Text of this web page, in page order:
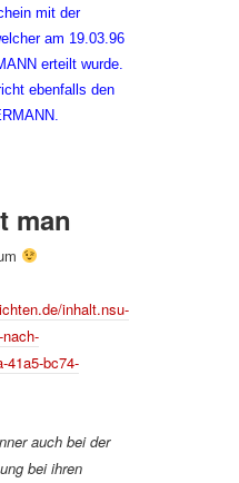
mit der
am 19.03.96
erteilt wurde.
ebenfalls den
man
inhalt.nsu-
41a5-bc74-
auch bei der
bei ihren